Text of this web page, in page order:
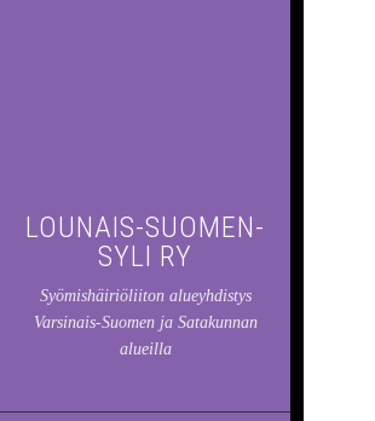
LOUNAIS-SUOMEN-
SYLI RY
Syömishäiriöliiton alueyhdistys
Varsinais-Suomen ja Satakunnan
alueilla